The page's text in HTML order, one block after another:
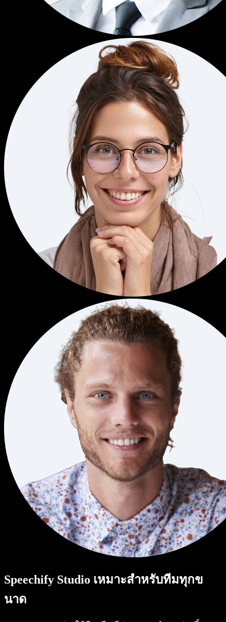
Speechify Studio เหมาะสำหรับทีมทุกข
นาด